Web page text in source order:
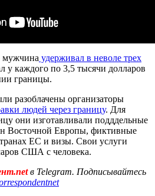
мужчина удерживал в неволе трех
у каждого по 3,5 тысячи долларов
границы.
разоблачены организаторы
людей через границу. Для
они изготавливали подддельные
Восточной Европы, фиктивные
ЕС и визы. Свои услуги
США с человека.
в Telegram. Подписывайтесь